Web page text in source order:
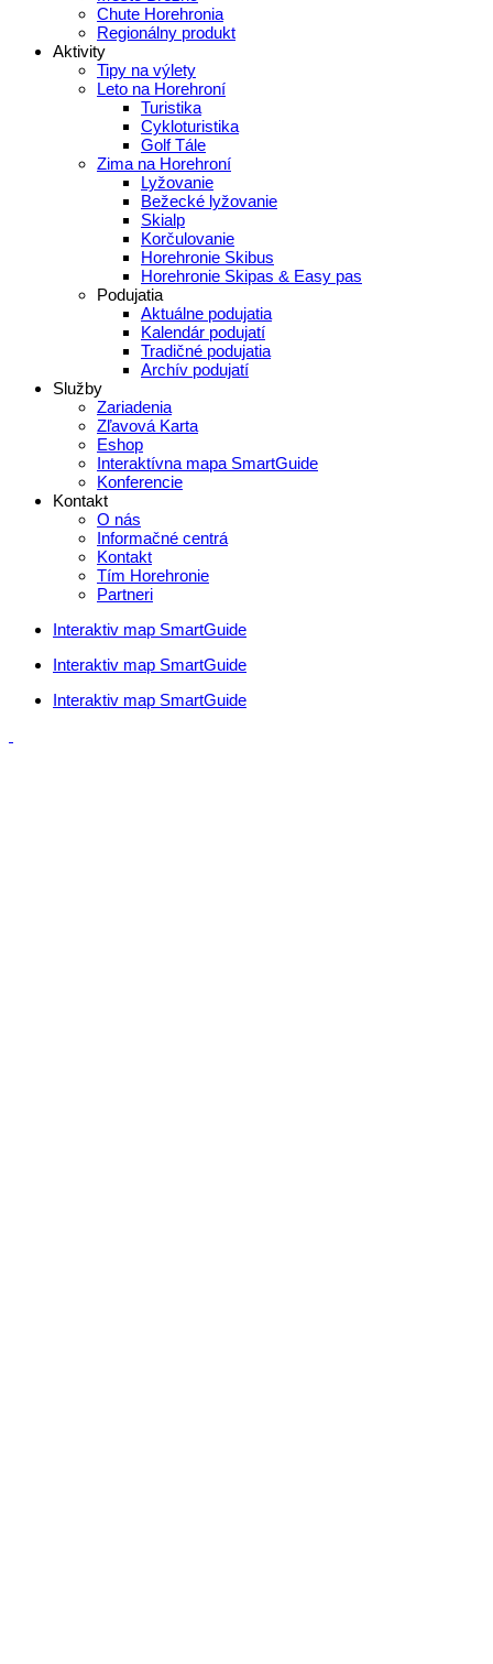
Chute Horehronia
Regionálny produkt
Aktivity
Tipy na výlety
Leto na Horehroní
Turistika
Cykloturistika
Golf Tále
Zima na Horehroní
Lyžovanie
Bežecké lyžovanie
Skialp
Korčulovanie
Horehronie Skibus
Horehronie Skipas & Easy pas
Podujatia
Aktuálne podujatia
Kalendár podujatí
Tradičné podujatia
Archív podujatí
Služby
Zariadenia
Zľavová Karta
Eshop
Interaktívna mapa SmartGuide
Konferencie
Kontakt
O nás
Informačné centrá
Kontakt
Tím Horehronie
Partneri
Interaktiv map SmartGuide
Interaktiv map SmartGuide
Interaktiv map SmartGuide